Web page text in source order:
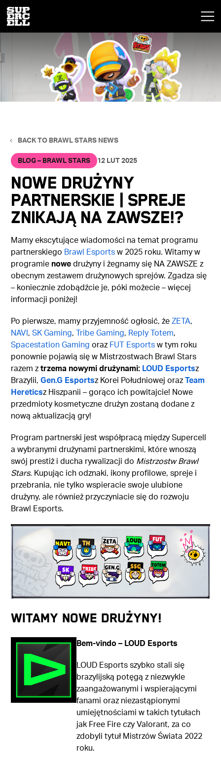
BACK TO BRAWL STARS NEWS
BLOG – BRAWL STARS 12 LUT 2025
NOWE DRUŻYNY
PARTNERSKIE | SPREJE
ZNIKAJĄ NA ZAWSZE!?
Mamy ekscytujące wiadomości na temat programu
partnerskiego Brawl Esportsw 2025 roku. Witamy w
programie nowedrużyny i żegnamy się NA ZAWSZE z
obecnym zestawem drużynowych sprejów. Zgadza się
– koniecznie zdobądźcie je, póki możecie – więcej
informacji poniżej!
Po pierwsze, mamy przyjemność ogłosić, żeZETA,
NAVI,SK Gaming,Tribe Gaming, Reply Totem,
Spacestation Gaming oraz FUT Esportsw tym roku
ponownie pojawią się w Mistrzostwach Brawl Stars
razem ztrzema nowymi drużynami: LOUD Esportsz
Brazylii,Gen.G Esportsz Korei Południowej orazTeam
Hereticsz Hiszpanii – gorąco ich powitajcie! Nowe
przedmioty kosmetyczne drużyn zostaną dodane z
nową aktualizacją gry!
Program partnerski jest współpracą między Supercell
a wybranymi drużynami partnerskimi, które wnoszą
swój prestiż i ducha rywalizacji do Mistrzostw Brawl
Stars. Kupując ich odznaki, ikony profilowe, spreje i
przebrania, nie tylko wspieracie swoje ulubione
drużyny, ale również przyczyniacie się do rozwoju
Brawl Esports.
WITAMY NOWE DRUŻYNY!
Bem-vindo – LOUD Esports
LOUD Esportsszybko stali się
brazylijską potęgą z niezwykle
zaangażowanymi i wspierającymi
fanami oraz niezastąpionymi
umiejętnościami w takich tytułach
jak Free Fire czy Valorant, za co
zdobyli tytuł Mistrzów Świata 2022
roku.